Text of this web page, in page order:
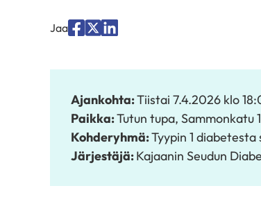
Jaa
Ajankohta:Tiistai 7.4.2026 klo
Paikka:Tutun tupa, Sammonkatu
Kohderyhmä:Tyypin 1
Järjestäjä:Kajaanin Seudun